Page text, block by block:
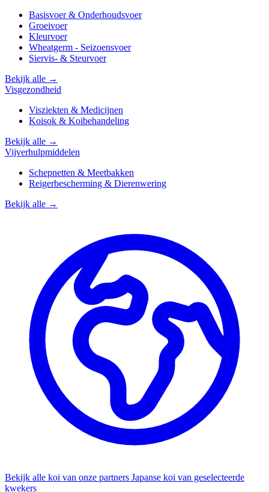
Basisvoer & Onderhoudsvoer
Groeivoer
Kleurvoer
Wheatgerm - Seizoensvoer
Siervis- & Steurvoer
Bekijk alle →
Visgezondheid
Visziekten & Medicijnen
Koisok & Koibehandeling
Bekijk alle →
Vijverhulpmiddelen
Schepnetten & Meetbakken
Reigerbescherming & Dierenwering
Bekijk alle →
Bekijk alle koi van onze partners Japanse koi van geselecteerde
kwekers